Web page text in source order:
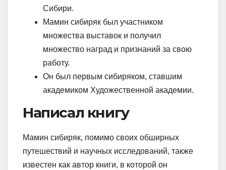
Сибири.
Мамин сибиряк был участником
множества выставок и получил
множество наград и признаний за свою
работу.
Он был первым сибиряком, ставшим
академиком Художественной академии.
Написал книгу
Мамин сибиряк, помимо своих обширных
путешествий и научных исследований, также
известен как автор книги, в которой он